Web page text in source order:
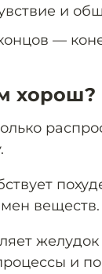
и
—
хорош?
веществ.
и